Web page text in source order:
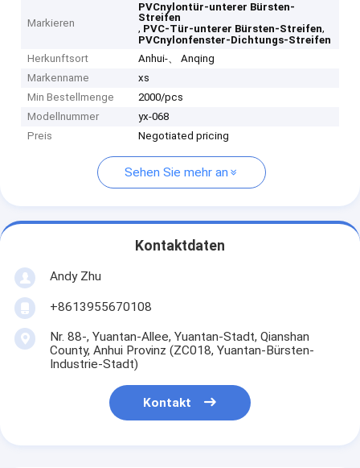
Markieren
PVCnylontür-unterer Bürsten-
Streifen
, PVC-Tür-unterer Bürsten-Streifen,
PVCnylonfenster-Dichtungs-Streifen
Herkunftsort
Anhui-、 Anqing
Markenname
xs
Min Bestellmenge
2000/pcs
Modellnummer
yx-068
Preis
Negotiated pricing
Sehen Sie mehr an
Kontaktdaten
Andy Zhu
+8613955670108
Nr. 88-, Yuantan-Allee, Yuantan-Stadt, Qianshan
County, Anhui Provinz (ZC018, Yuantan-Bürsten-
Industrie-Stadt)
Kontakt